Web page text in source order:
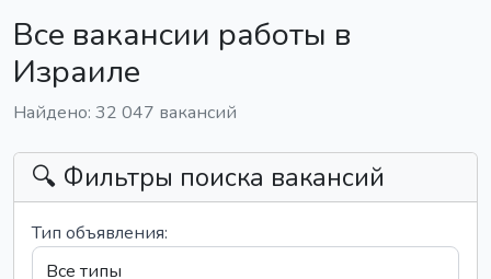
Все вакансии работы в
Израиле
Найдено: 32 047 вакансий
🔍 Фильтры поиска вакансий
Тип объявления: